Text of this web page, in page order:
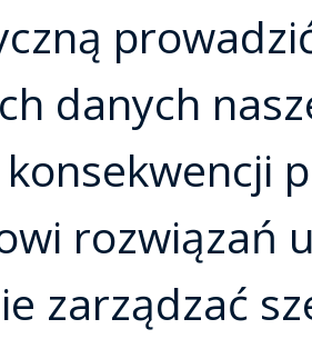
danych
rozwiązań
zarządzać